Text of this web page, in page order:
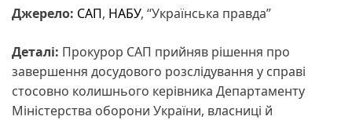
Джерело: САП, НАБУ, “Українська правда”
Деталі: Прокурор САП прийняв рішення про
завершення досудового розслідування у справі
стосовно колишнього керівника Департаменту
Міністерства оборони України, власниці й